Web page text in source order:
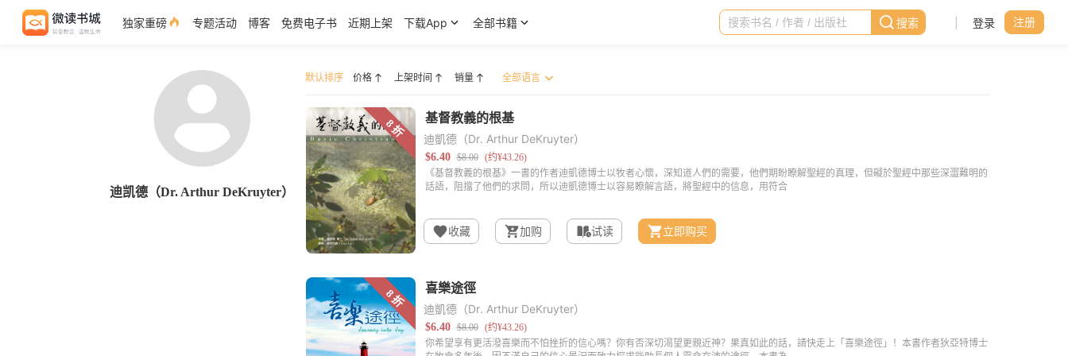
独家重磅 专题活动 博客 免费电子书 近期上架 下载App 全部书籍 登录 注册
迪凯德（Dr. Arthur DeKruyter）
默认排序 价格 上架时间 销量
迪凱德（Dr. Arthur DeKruyter）
收藏 加购 试读 立即购买
迪凱德（Dr. Arthur DeKruyter）